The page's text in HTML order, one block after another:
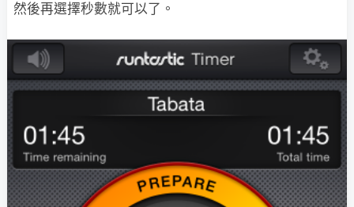
然後再選擇秒數就可以了。